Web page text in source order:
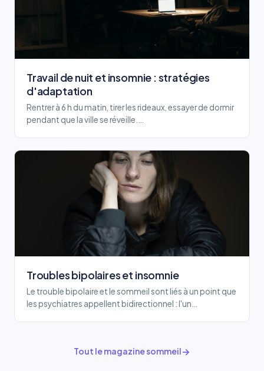
Travail de nuit et insomnie : stratégies
d'adaptation
Rentrer à 6 h du matin, tirer les rideaux, essayer de dormir
pendant que la ville se réveille.…
Troubles bipolaires et insomnie
Le trouble bipolaire et le sommeil sont liés à un point que
les psychiatres appellent bidirectionnel : l'un…
Tout le magazine sommeil